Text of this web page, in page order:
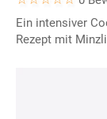
Ein intensiver
Rezept mit